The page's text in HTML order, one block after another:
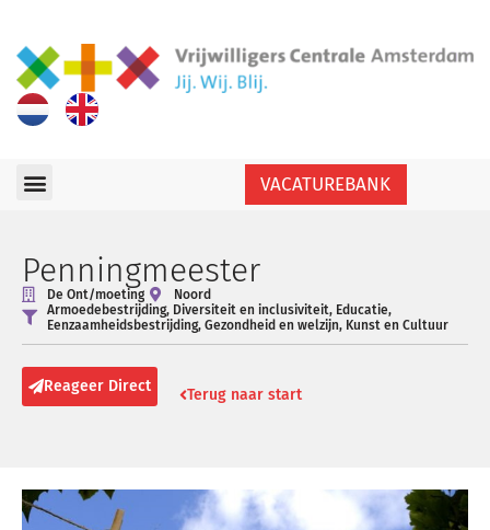
VACATUREBANK
Penningmeester
De Ont/moeting
Noord
Armoedebestrijding, Diversiteit en inclusiviteit, Educatie,
Eenzaamheidsbestrijding, Gezondheid en welzijn, Kunst en Cultuur
Reageer Direct Terug naar start